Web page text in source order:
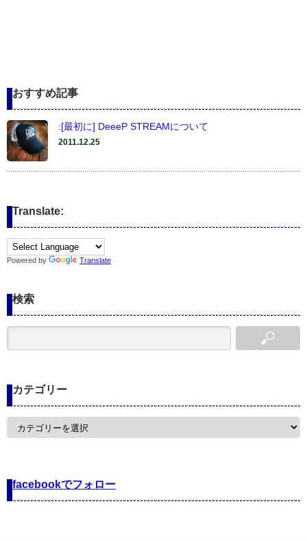
おすすめ記事
:[最初に] DeeeP STREAMについて
2011.12.25
Translate:
Powered by Translate
検索
カテゴリー
facebookでフォロー